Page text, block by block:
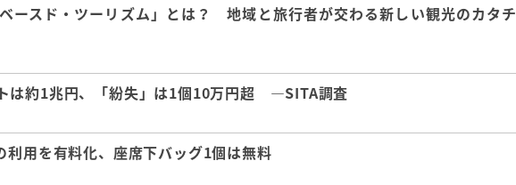
ースド・ツーリズム」とは？ 地域と旅行者が交わる新しい観光のカタチ
は約1兆円、「紛失」は1個10万円超 ―SITA調査
用を有料化、座席下バッグ1個は無料